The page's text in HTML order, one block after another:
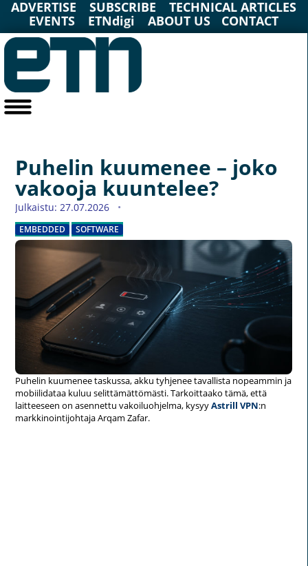
ADVERTISE SUBSCRIBE
TECHNICAL ARTICLES
EVENTS
ETNdigi ABOUT US CONTACT
Puhelin kuumenee – joko
vakooja kuuntelee?
Julkaistu: 27.07.2026
EMBEDDED SOFTWARE
Puhelin kuumenee taskussa, akku tyhjenee tavallista nopeammin ja
mobiilidataa kuluu selittämättömästi. Tarkoittaako tämä, että
laitteeseen on asennettu vakoiluohjelma, kysyyAstrill VPN:n
markkinointijohtaja Arqam Zafar.